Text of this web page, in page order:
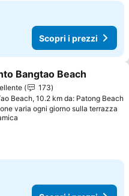
Scopri i prezzi
ai preferiti
Bangtao Beach
173
Beach, 10.2 km da: Patong Beach
varia ogni giorno sulla terrazza